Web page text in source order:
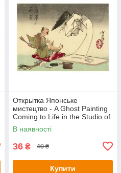
Открытка Японське
мистецтво - A Ghost Painting
Coming to Life in the Studio of
Painter Ōkyo, 1880s
В наявності
36 ₴ 40 ₴
Купити